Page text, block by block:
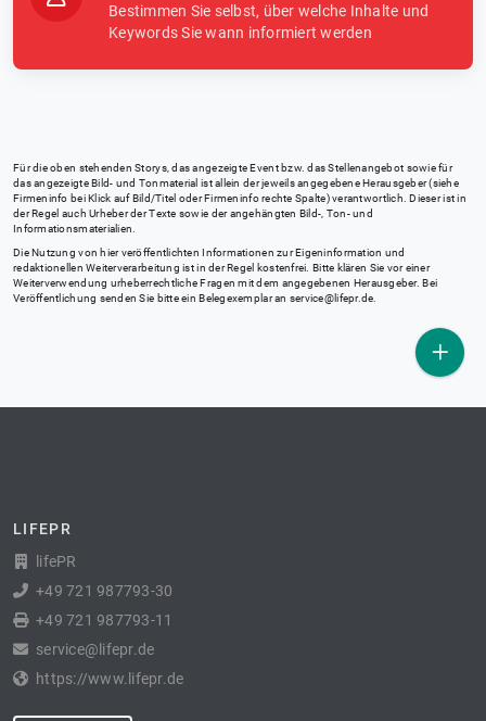
Bestimmen Sie selbst, über welche Inhalte und
Keywords Sie wann informiert werden
Für die oben stehenden Storys, das angezeigte Event bzw. das Stellenangebot sowie für
das angezeigte Bild- und Tonmaterial ist allein der jeweils angegebene Herausgeber (siehe
Firmeninfo bei Klick auf Bild/Titel oder Firmeninfo rechte Spalte) verantwortlich. Dieser ist in
der Regel auch Urheber der Texte sowie der angehängten Bild-, Ton- und
Informationsmaterialien.
Die Nutzung von hier veröffentlichten Informationen zur Eigeninformation und
redaktionellen Weiterverarbeitung ist in der Regel kostenfrei. Bitte klären Sie vor einer
Weiterverwendung urheberrechtliche Fragen mit dem angegebenen Herausgeber. Bei
Veröffentlichung senden Sie bitte ein Belegexemplar an service@lifepr.de
LIFEPR
lifePR
+49 721 987793-30
+49 721 987793-11
service@lifepr.de
https://www.lifepr.de